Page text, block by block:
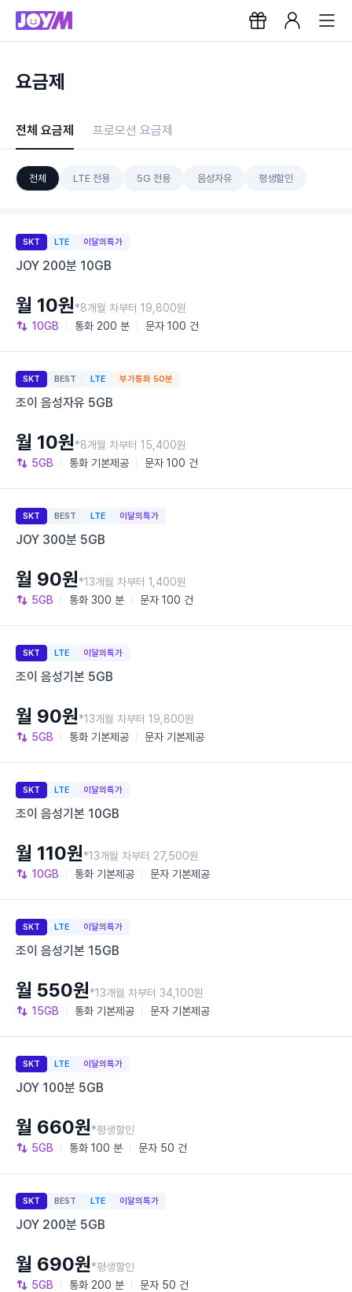
요금제
전체 요금제 프로모션 요금제
전체 LTE 전용 5G 전용 음성자유 평생할인
SKT LTE 이달의특가
JOY 200분 10GB
10GB 통화 200 분 문자 100 건
월 10원*8개월 차부터 19,800원
SKT BEST LTE 부가통화 50분
조이 음성자유 5GB
5GB 통화 기본제공 문자 100 건
월 10원*8개월 차부터 15,400원
SKT BEST LTE 이달의특가
JOY 300분 5GB
5GB 통화 300 분 문자 100 건
월 90원*13개월 차부터 1,400원
SKT LTE 이달의특가
조이 음성기본 5GB
5GB 통화 기본제공 문자 기본제공
월 90원*13개월 차부터 19,800원
SKT LTE 이달의특가
조이 음성기본 10GB
10GB 통화 기본제공 문자 기본제공
월 110원*13개월 차부터 27,500원
SKT LTE 이달의특가
조이 음성기본 15GB
15GB 통화 기본제공 문자 기본제공
월 550원*13개월 차부터 34,100원
SKT LTE 이달의특가
JOY 100분 5GB
5GB 통화 100 분 문자 50 건
월 660원*평생할인
SKT BEST LTE 이달의특가
JOY 200분 5GB
5GB 통화 200 분 문자 50 건
월 690원*평생할인